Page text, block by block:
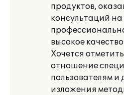
продуктов,
консультаций
высокое
Хочется
отношение
пользователям и
изложения